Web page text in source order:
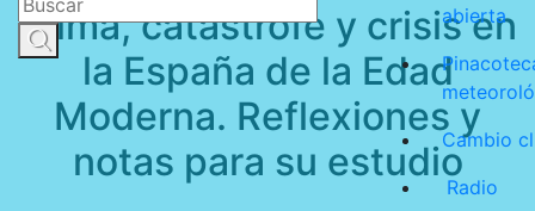
abierta
Cambio
Radio
Clima, catástrofe y crisis en
la España de la Edad
Moderna. Reflexiones y
notas para su estudio